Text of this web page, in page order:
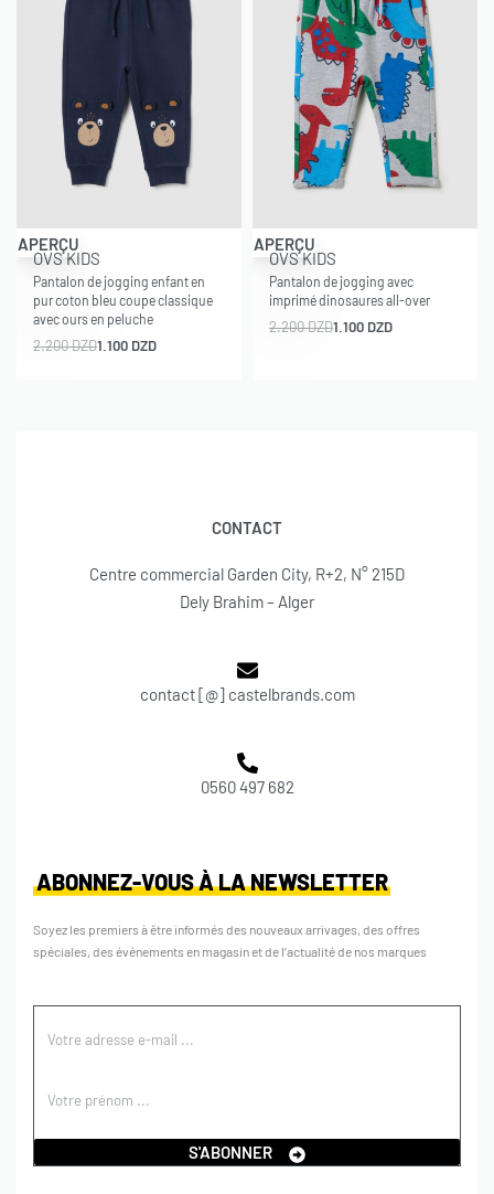
-50% OFF
APERÇU
OVS KIDS
Pantalon de jogging enfant en
pur coton bleu coupe classique
avec ours en peluche
2.200DZD1.100 DZD
-50% OFF
APERÇU
OVS KIDS
Pantalon de jogging avec
imprimé dinosaures all-over
2.200DZD1.100 DZD
CONTACT
Centre commercial Garden City, R+2, N° 215D
Dely Brahim – Alger
contact [@] castelbrands.com
0560 497 682
ABONNEZ-VOUS À LA NEWSLETTER
Soyez les premiers à être informés des nouveaux arrivages, des offres
spéciales, des événements en magasin et de l’actualité de nos marques
S'ABONNER